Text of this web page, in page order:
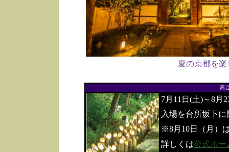
夏の京都を
高
7月11日(土)～8月
入場を台所坂下
※8月10日（月）
詳しくは公式ホー